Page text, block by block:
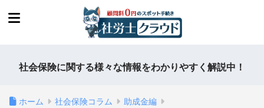
社会保険に関する様々な情報をわかりやすく解説中！
ホーム 社会保険コラム 助成金編